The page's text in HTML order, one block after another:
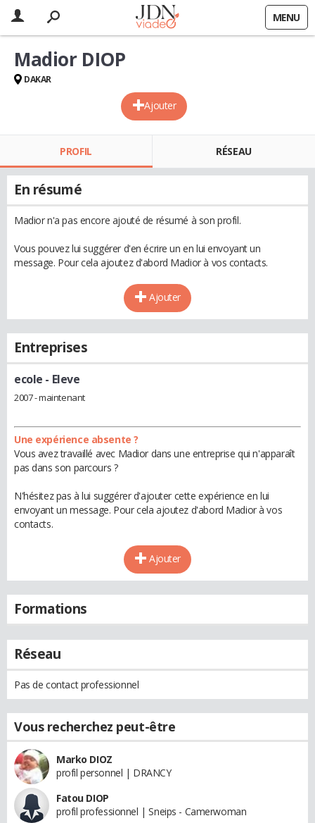
MENU
Ajouter
Madior DIOP
DAKAR
PROFIL RÉSEAU
En résumé
Madior n'a pas encore ajouté de résumé à son profil.
Vous pouvez lui suggérer d'en écrire un en lui envoyant un
message. Pour cela ajoutez d'abord Madior à vos contacts.
Ajouter
Entreprises
ecole - Eleve
2007 - maintenant
Une expérience absente ?
Vous avez travaillé avec Madior dans une entreprise qui n'apparaît
pas dans son parcours ?
N'hésitez pas à lui suggérer d'ajouter cette expérience en lui
envoyant un message. Pour cela ajoutez d'abord Madior à vos
contacts.
Ajouter
Formations
Réseau
Pas de contact professionnel
Vous recherchez peut-être
Marko DIOZ
profil personnel | DRANCY
Fatou DIOP
profil professionnel | Sneips - Camerwoman